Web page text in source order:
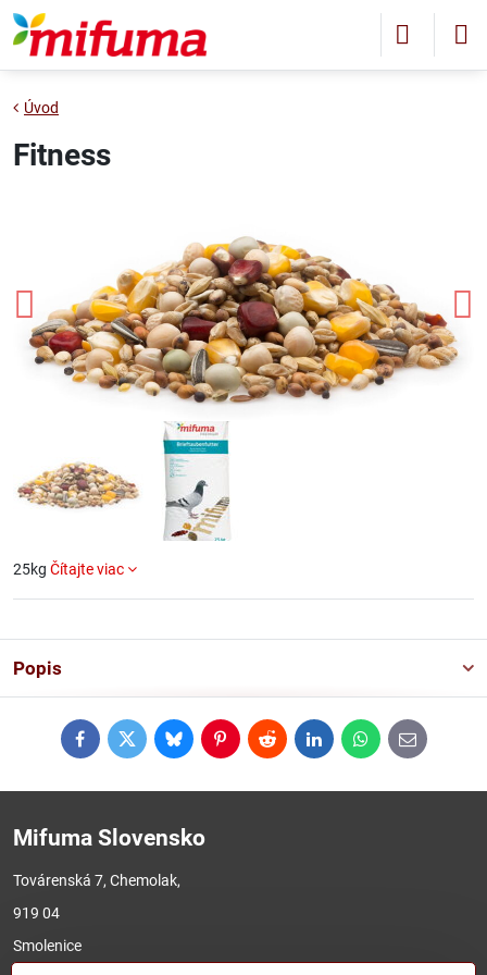
Úvod
Fitness
25kg Čítajte viac
Popis
FacebookTwitterBlueskyPinterestRedditLinkedInWhatsApp
E-
mail
Mifuma Slovensko
Továrenská 7, Chemolak,
919 04
Smolenice